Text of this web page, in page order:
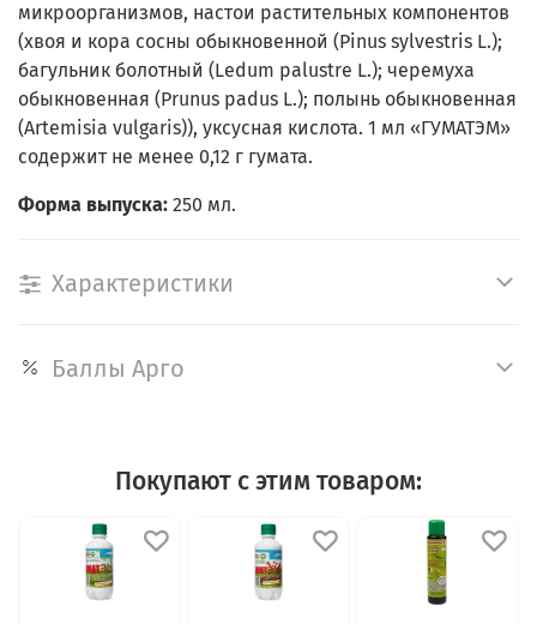
микроорганизмов, настои растительных компонентов
(хвоя и кора сосны обыкновенной (Pinus sylvestris L.);
багульник болотный (Ledum palustre L.); черемуха
обыкновенная (Prunus padus L.); полынь обыкновенная
(Artemisia vulgaris)), уксусная кислота. 1 мл «ГУМАТЭМ»
содержит не менее 0,12 г гумата.
Форма выпуска: 250 мл.
Характеристики
Баллы Арго
Покупают с этим товаром: